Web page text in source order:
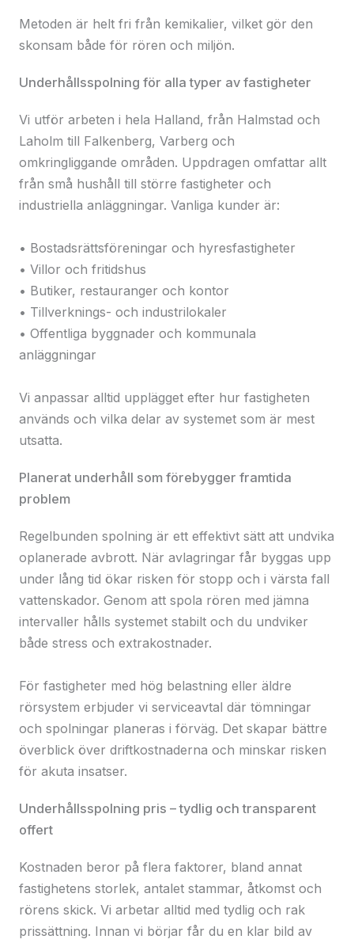
Metoden är helt fri från kemikalier, vilket gör den
skonsam både för rören och miljön.
Underhållsspolning för alla typer av fastigheter
Vi utför arbeten i hela Halland, från Halmstad och
Laholm till Falkenberg, Varberg och
omkringliggande områden. Uppdragen omfattar allt
från små hushåll till större fastigheter och
industriella anläggningar. Vanliga kunder är:
• Bostadsrättsföreningar och hyresfastigheter
• Villor och fritidshus
• Butiker, restauranger och kontor
• Tillverknings- och industrilokaler
• Offentliga byggnader och kommunala
anläggningar
Vi anpassar alltid upplägget efter hur fastigheten
används och vilka delar av systemet som är mest
utsatta.
Planerat underhåll som förebygger framtida
problem
Regelbunden spolning är ett effektivt sätt att undvika
oplanerade avbrott. När avlagringar får byggas upp
under lång tid ökar risken för stopp och i värsta fall
vattenskador. Genom att spola rören med jämna
intervaller hålls systemet stabilt och du undviker
både stress och extrakostnader.
För fastigheter med hög belastning eller äldre
rörsystem erbjuder vi serviceavtal där tömningar
och spolningar planeras i förväg. Det skapar bättre
överblick över driftkostnaderna och minskar risken
för akuta insatser.
Underhållsspolning pris – tydlig och transparent
offert
Kostnaden beror på flera faktorer, bland annat
fastighetens storlek, antalet stammar, åtkomst och
rörens skick. Vi arbetar alltid med tydlig och rak
prissättning. Innan vi börjar får du en klar bild av